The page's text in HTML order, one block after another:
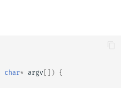
char* argv []) {